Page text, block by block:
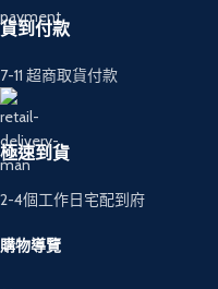
貨到付款
7-11 超商取貨付款
極速到貨
2-4個工作日宅配到府
購物導覽